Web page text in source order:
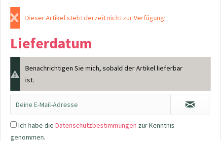
Dieser Artikel steht derzeit nicht zur Verfügung!
Lieferdatum
Benachrichtigen Sie mich, sobald der Artikel lieferbar
ist.
Ich habe die Datenschutzbestimmungen zur Kenntnis
genommen.